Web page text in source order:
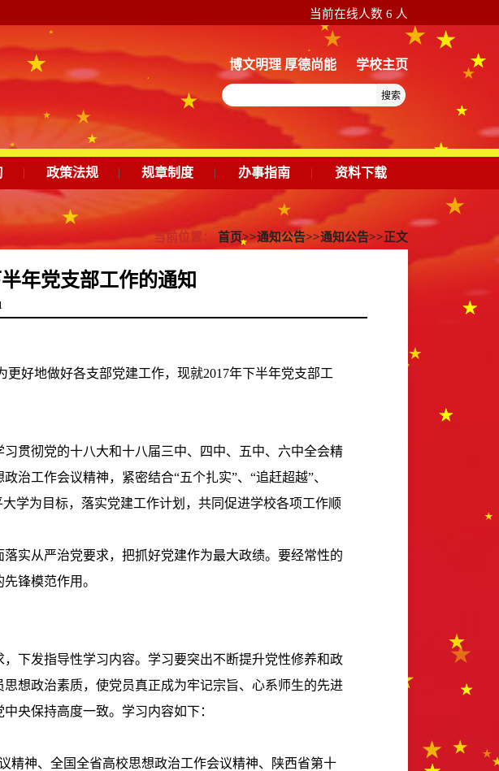
当前在线人数 6 人
博文明理 厚德尚能 学校主页
搜索
| 政策法规 | 规章制度 | 办事指南 | 资料下载
当前位置： 首页>>通知公告>>通知公告>>正文
年党支部工作的通知
更好地做好各支部党建工作，现就2017年下半年党支部工
贯彻党的十八大和十八届三中、四中、五中、六中全会精
治工作会议精神，紧密结合“五个扎实”、“追赶超越”、
学为目标，落实党建工作计划，共同促进学校各项工作顺
实从严治党要求，把抓好党建作为最大政绩。要经常性的
锋模范作用。
下发指导性学习内容。学习要突出不断提升党性修养和政
想政治素质，使党员真正成为牢记宗旨、心系师生的先进
央保持高度一致。学习内容如下：
精神、全国全省高校思想政治工作会议精神、陕西省第十